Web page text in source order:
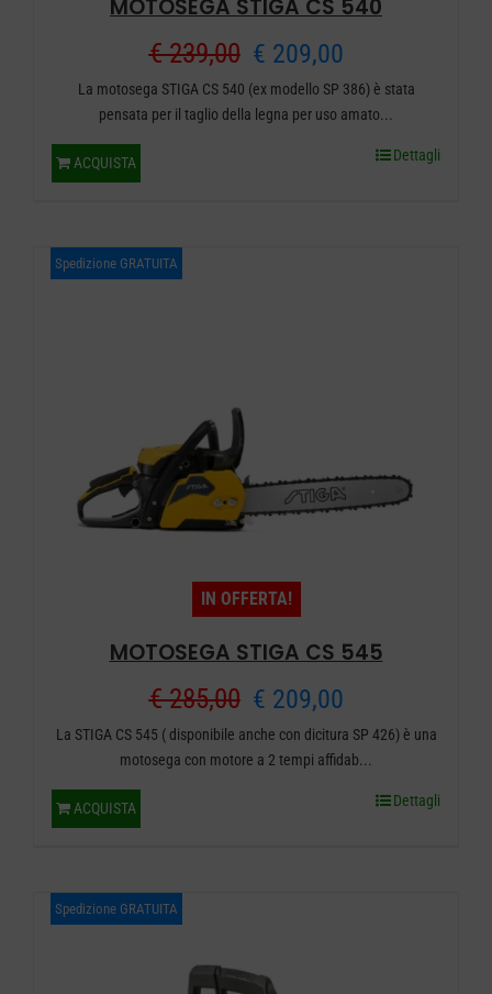
MOTOSEGA STIGA CS 540
€239,00 Il
prezzo
€ 209,00Il
prezzo
La motosega STIGA CS 540 (ex modello SP 386) è stata
pensata per il taglio della legna per uso amato...
ACQUISTA Dettagli
Spedizione GRATUITA
IN OFFERTA!
MOTOSEGA STIGA CS 545
€285,00 Il
prezzo
€ 209,00Il
prezzo
La STIGA CS 545 ( disponibile anche con dicitura SP 426) è una
motosega con motore a 2 tempi affidab...
ACQUISTA Dettagli
Spedizione GRATUITA